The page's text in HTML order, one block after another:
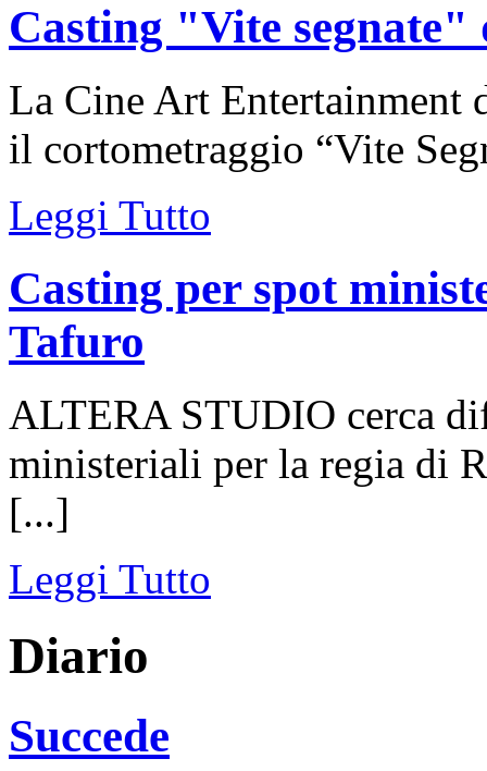
Casting "Vite segnate"
La Cine Art Entertainment
il cortometraggio “Vite
Leggi Tutto
Casting per spot
Tafuro
ALTERA STUDIO cerca
ministeriali per la regia di
[...]
Leggi Tutto
Diario
Succede